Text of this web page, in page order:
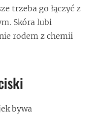
trzeba go łączyć z
Skóra lubi
rodem z chemii
bywa